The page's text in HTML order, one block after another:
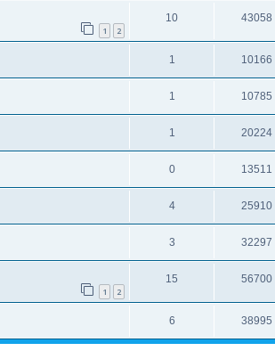
1 2
10 43058
1 10166
1 10785
1 20224
0 13511
4 25910
3 32297
1 2
15 56700
6 38995